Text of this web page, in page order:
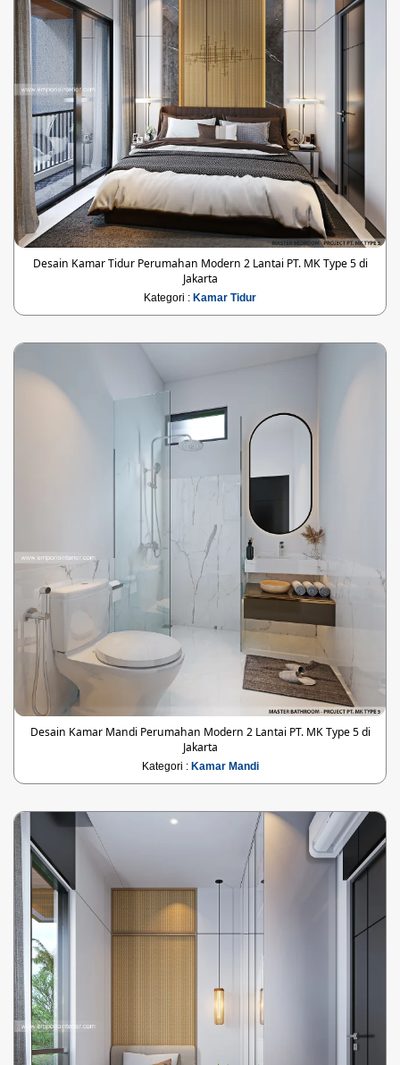
Desain Kamar Tidur Perumahan Modern 2 Lantai PT. MK Type 5 di
Jakarta
Kategori : Kamar Tidur
Desain Kamar Mandi Perumahan Modern 2 Lantai PT. MK Type 5 di
Jakarta
Kategori : Kamar Mandi